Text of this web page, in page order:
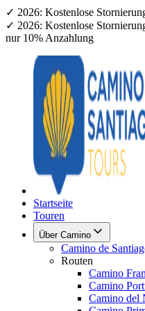
✓ 2026: Kostenlose
✓ 2026: Kostenlose
nur 10% Anzahlung
Startseite
Touren
Über Camino
Camino de
Routen
Camino
Camino
Camino del